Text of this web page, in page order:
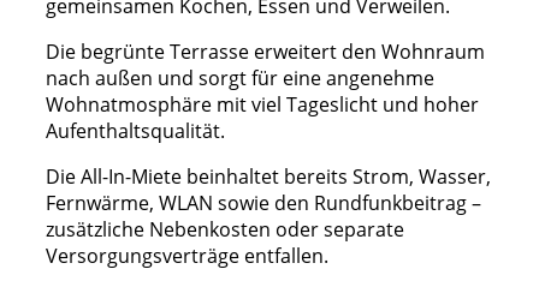
gemeinsamen Kochen, Essen und Verweilen.
Die begrünte Terrasse erweitert den Wohnraum
nach außen und sorgt für eine angenehme
Wohnatmosphäre mit viel Tageslicht und hoher
Aufenthaltsqualität.
Die All-In-Miete beinhaltet bereits Strom, Wasser,
Fernwärme, WLAN sowie den Rundfunkbeitrag –
zusätzliche Nebenkosten oder separate
Versorgungsverträge entfallen.